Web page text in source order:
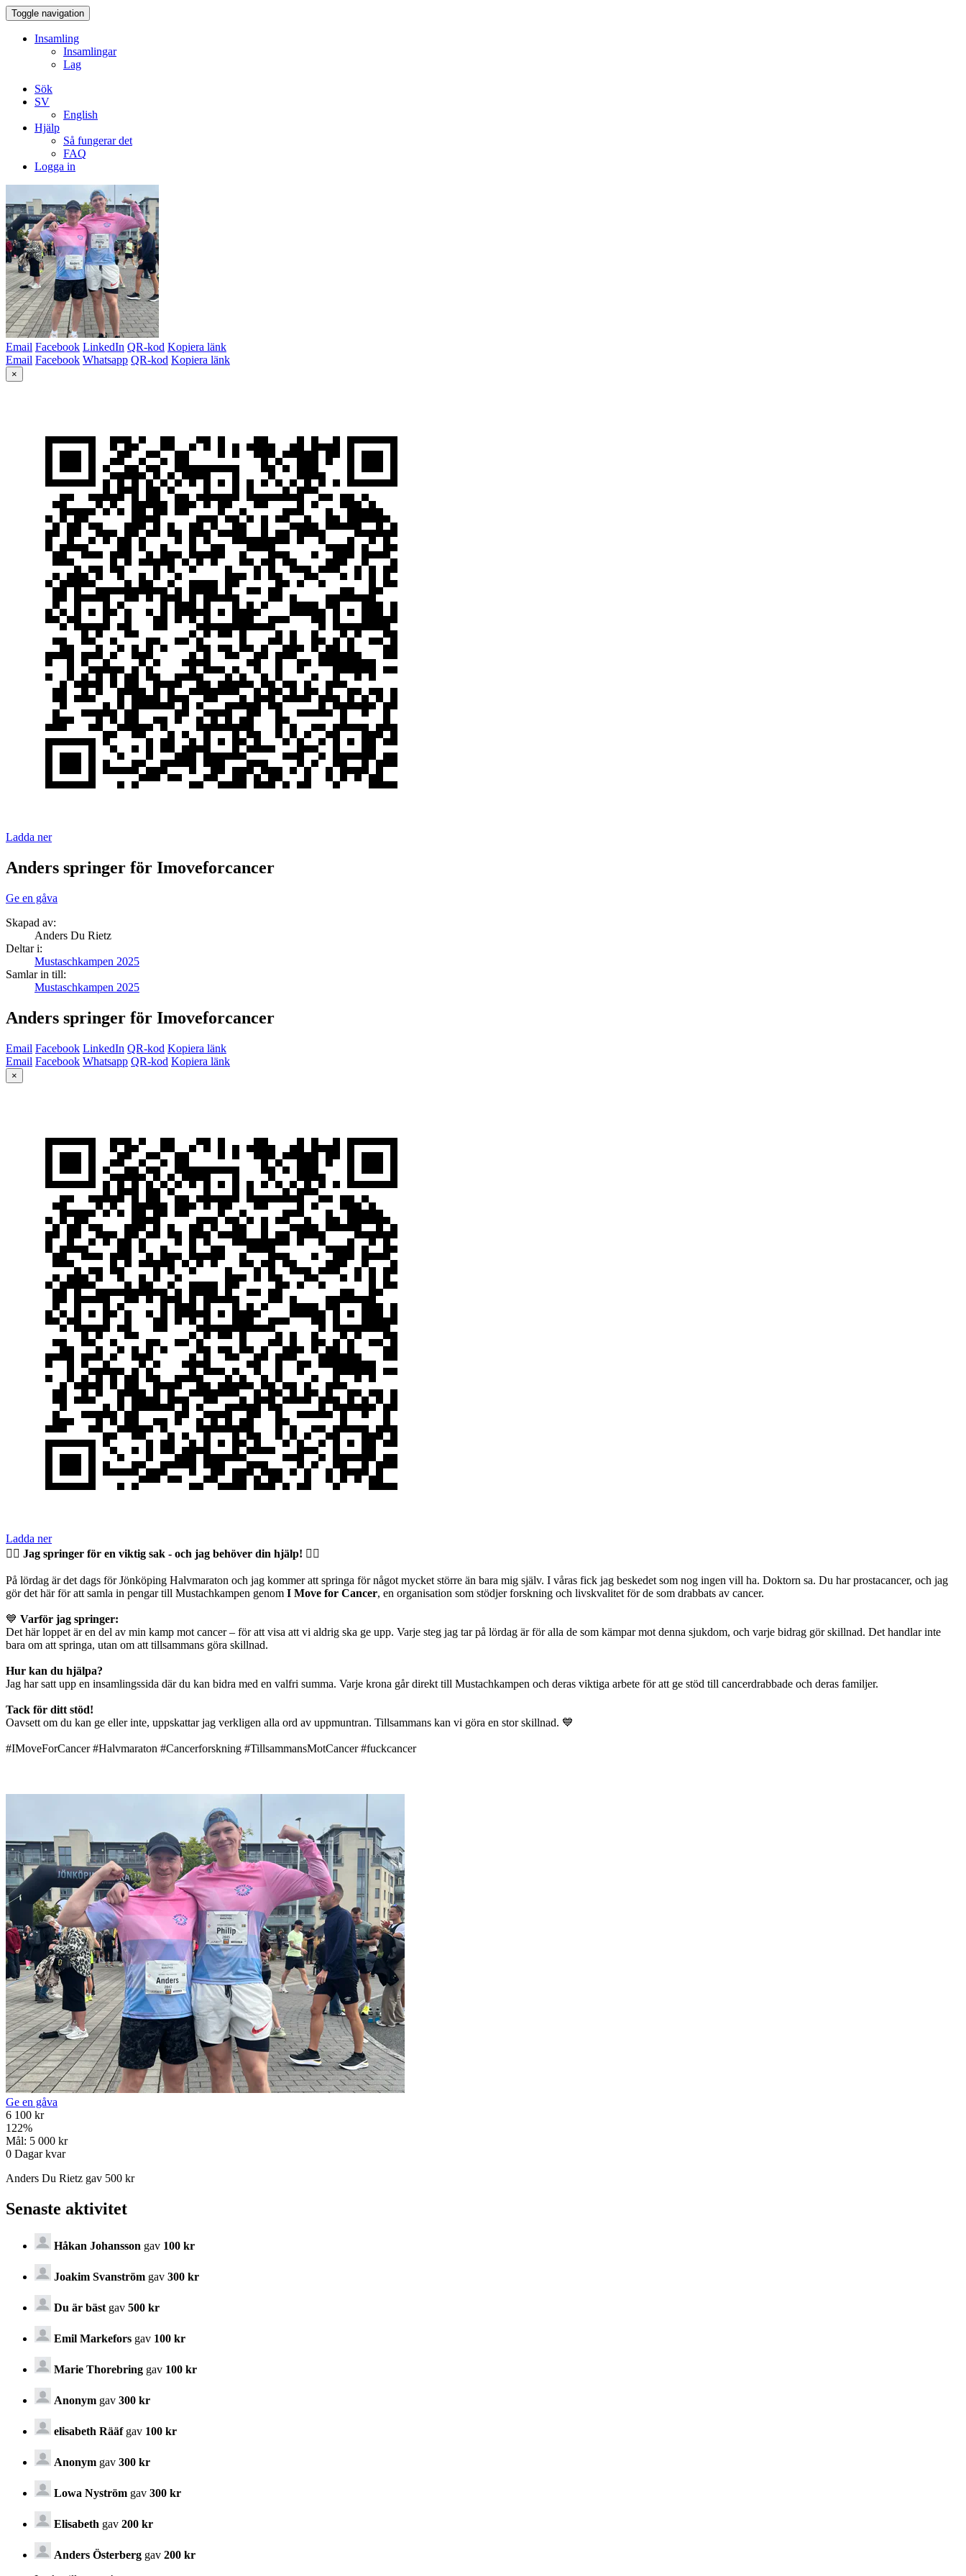
Toggle navigation
Insamling
Insamlingar
Lag
Sök
SV
English
Hjälp
Så fungerar det
FAQ
Logga in
Email Facebook LinkedIn QR-kod Kopiera länk
Email Facebook Whatsapp QR-kod Kopiera länk
×
Ladda ner
Anders springer för Imoveforcancer
Ge en gåva
Skapad av:
Anders Du Rietz
Deltar i:
Mustaschkampen 2025
Samlar in till:
Mustaschkampen 2025
Anders springer för Imoveforcancer
Email Facebook LinkedIn QR-kod Kopiera länk
Email Facebook Whatsapp QR-kod Kopiera länk
×
Ladda ner
🏃‍♂️ Jag springer för en viktig sak - och jag behöver din hjälp! 🏃‍♂️
På lördag är det dags för Jönköping Halvmaraton och jag kommer att springa för något mycket större än bara mig själv. I våras fick jag beskedet som nog ingen vill ha. Doktorn sa. Du har prostacancer, och jag
gör det här för att samla in pengar till Mustachkampen genom I Move for Cancer, en organisation som stödjer forskning och livskvalitet för de som drabbats av cancer.
💙 Varför jag springer:
Det här loppet är en del av min kamp mot cancer – för att visa att vi aldrig ska ge upp. Varje steg jag tar på lördag är för alla de som kämpar mot denna sjukdom, och varje bidrag gör skillnad. Det handlar inte
bara om att springa, utan om att tillsammans göra skillnad.
Hur kan du hjälpa?
Jag har satt upp en insamlingssida där du kan bidra med en valfri summa. Varje krona går direkt till Mustachkampen och deras viktiga arbete för att ge stöd till cancerdrabbade och deras familjer.
Tack för ditt stöd!
Oavsett om du kan ge eller inte, uppskattar jag verkligen alla ord av uppmuntran. Tillsammans kan vi göra en stor skillnad. 💙
#IMoveForCancer #Halvmaraton #Cancerforskning #TillsammansMotCancer #fuckcancer
Ge en gåva
6 100 kr
122%
Mål: 5 000 kr
0 Dagar kvar
Anders Du Rietz gav 500 kr
Senaste aktivitet
Håkan Johansson gav 100 kr
Joakim Svanström gav 300 kr
Du är bäst gav 500 kr
Emil Markefors gav 100 kr
Marie Thorebring gav 100 kr
Anonym gav 300 kr
elisabeth Rääfgav 100 kr
Anonym gav 300 kr
Lowa Nyström gav 300 kr
Elisabeth gav 200 kr
Anders Österberg gav 200 kr